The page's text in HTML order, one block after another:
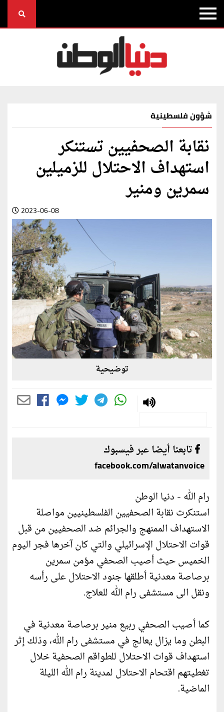
شؤون فلسطينية
نقابة الصحفيين تستنكر
استهداف الاحتلال للزميلين
سمرين ومنير
2023-06-08
توضيحية
تابعنا أيضا عبر فيسبوك
facebook.com/alwatanvoice
رام الله - دنيا الوطن
استنكرت نقابة الصحفيين الفلسطينيين مواصلة
الاستهداف الممنهج والجرائم ضد الصحفيين من قبل
قوات الاحتلال الإسرائيلي والتي كان آخرها فجر اليوم
الخميس حيث أصيب الصحفي مؤمن سمرين
برصاصة معدنية أطلقها جنود الاحتلال على رأسه
ونقل الى مستشفى رام الله للعلاج.
كما أصيب الصحفي ربيع منير برصاصة معدنية في
البطن وما يزال يعالج في مستشفى رام الله، وذلك إثر
استهداف قوات الاحتلال للطواقم الصحفية خلال
تغطيتهم اقتحام الاحتلال لمدينة رام الله الليلة
الماضية.